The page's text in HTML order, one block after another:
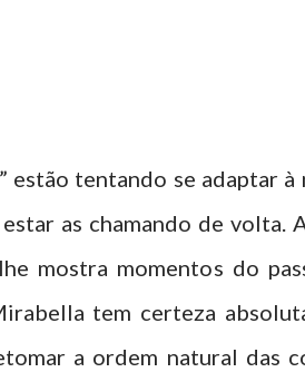
estão tentando se adaptar à
as chamando de volta.
mostra momentos do
tem certeza
a ordem natural das